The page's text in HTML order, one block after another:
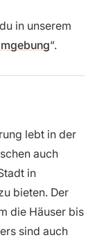
in unserem
“.
lebt in der
auch
in
bieten. Der
die Häuser bis
sind auch